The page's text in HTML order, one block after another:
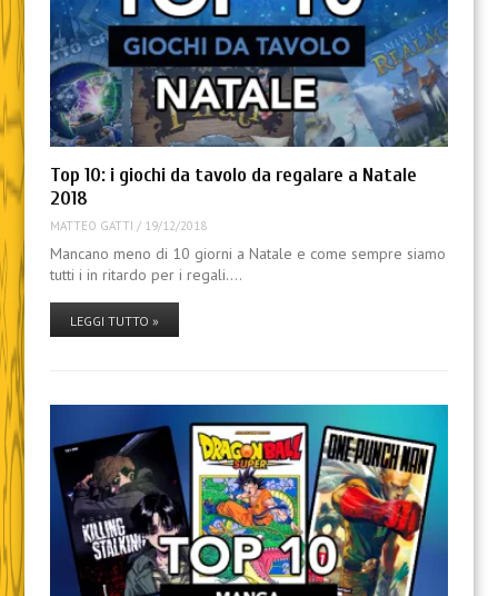
Top 10: i giochi da tavolo da regalare a Natale
2018
MATTEO GATTI / 19/12/2018
Mancano meno di 10 giorni a Natale e come sempre siamo
tutti i in ritardo per i regali.…
LEGGI TUTTO »